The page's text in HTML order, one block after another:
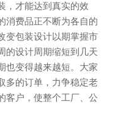
，才能达到真实的效
消费品正不断为各自的
变包装设计以期掌握市
的设计周期缩短到几天
也变得越来越短。大家
多的订单，力争稳定老
客户，使整个工厂、公